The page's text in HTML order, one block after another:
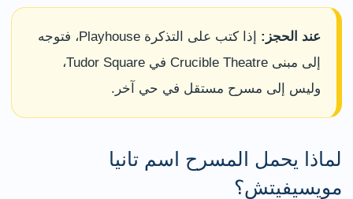
عند الحجز:
إذا كتب على التذكرة Playhouse، فتوجه
إلى مبنى Crucible Theatre في Tudor Square،
وليس إلى مسرح مستقل في حي آخر.
لماذا يحمل المسرح اسم تانيا
مويسيفيتش؟